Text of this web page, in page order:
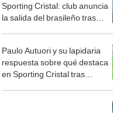
Sporting Cristal: club anuncia
la salida del brasileño tras
Paulo Autuori y su lapidaria
respuesta sobre qué destaca
en Sporting Cristal tras